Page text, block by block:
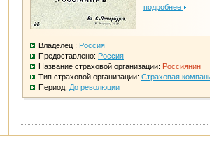
подробнее
Владелец : Россия
Предоставлено: Россия
Название страховой организации: Россиянин
Тип страховой организации: Страховая
Период: До революции